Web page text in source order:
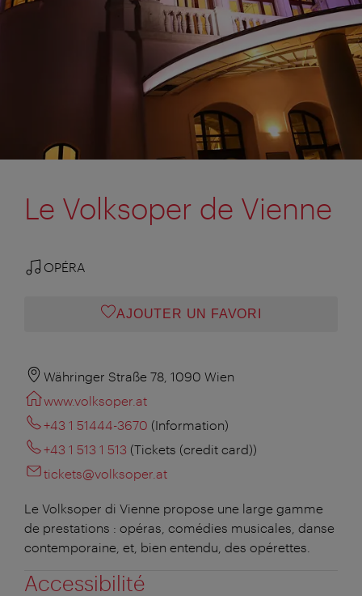
Le Volksoper de Vienne
OPÉRA
AJOUTER UN FAVORI
Währinger Straße 78, 1090 Wien
www.volksoper.at
+43 1 51444-3670 (Information)
+43 1 513 1 513 (Tickets (credit card))
tickets@volksoper.at
Le Volksoper di Vienne propose une large gamme
de prestations : opéras, comédies musicales, danse
contemporaine, et, bien entendu, des opérettes.
Accessibilité